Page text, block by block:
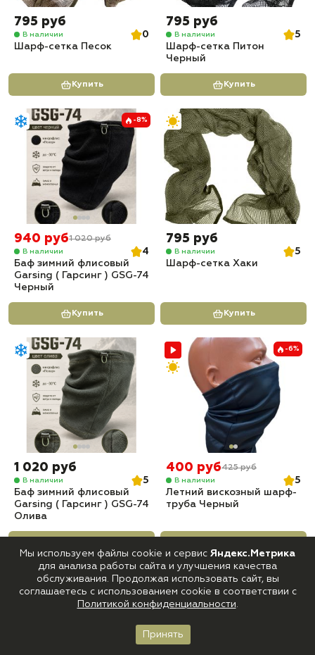
795 руб
В наличии
0
Шарф-сетка Песок
Купить
795 руб
В наличии
5
Шарф-сетка Питон
Черный
Купить
-8%
940 руб1 020 руб
В наличии
4
Баф зимний флисовый
Garsing ( Гарсинг ) GSG-74
Черный
Купить
795 руб
В наличии
5
Шарф-сетка Хаки
Купить
1 020 руб
В наличии
5
Баф зимний флисовый
Garsing ( Гарсинг ) GSG-74
Олива
-6%
400 руб425 руб
В наличии
5
Летний вискозный шарф-
труба Черный
-6%
Корзина
Мы используем файлы cookie и сервис Яндекс.Метрика
для анализа работы сайта и улучшения качества
обслуживания. Продолжая использовать сайт, вы
соглашаетесь с использованием cookie в соответствии с
Политикой конфиденциальности.
Принять